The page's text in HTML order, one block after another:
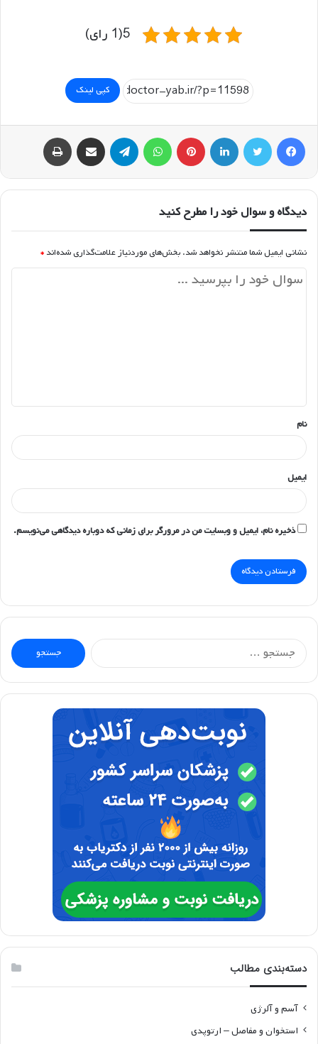
5(1 رای)
کپی لینک
فیسبوک توییتر لینکداین پینتریست تلگرام اشتراک گذاری با ایمیل
دیدگاه و سوال خود را مطرح کنید
نشانی ایمیل شما منتشر نخواهد شد. بخش‌های موردنیاز علامت‌گذاری شده‌اند *
*
نام
ایمیل
ذخیره نام، ایمیل و وبسایت من در مرورگر برای زمانی که دوباره دیدگاهی می‌نویسم.
جستجو
برای:
دسته‌بندی مطالب
آسم و آلرژی
استخوان و مفاصل – ارتوپدی